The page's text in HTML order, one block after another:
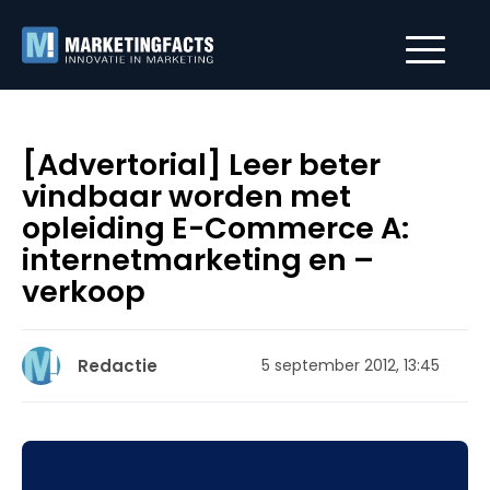
[Advertorial] Leer beter
vindbaar worden met
opleiding E-Commerce A:
internetmarketing en –
verkoop
Redactie 5 september 2012, 13:45